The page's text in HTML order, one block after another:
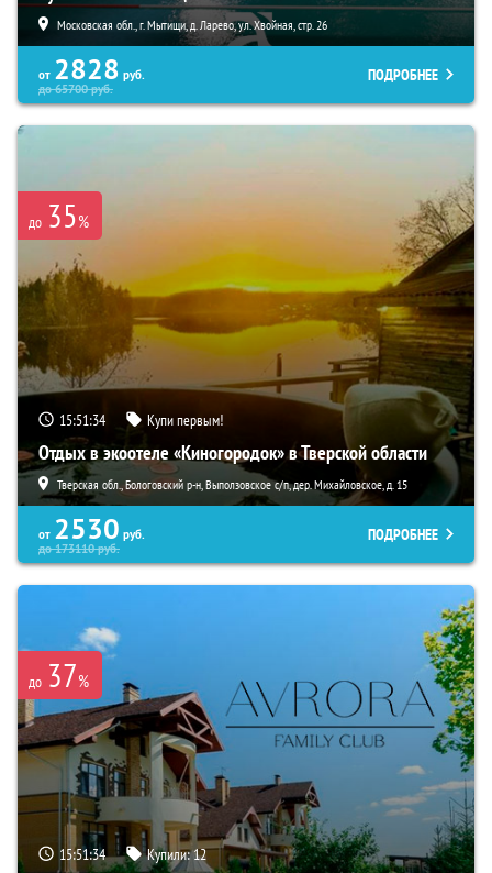
Московская обл., г. Мытищи, д. Ларево, ул. Хвойная, стр. 26
от 2828 руб.
до65700руб.
ПОДРОБНЕЕ
до 35%
15:51:32 Купи первым!
Отдых в экоотеле «Киногородок» в Тверской области
Тверская обл., Бологовский р-н, Выползовское с/п, дер. Михайловское, д. 15
от 2530 руб.
до173110руб.
ПОДРОБНЕЕ
до 37%
15:51:32 Купили:12